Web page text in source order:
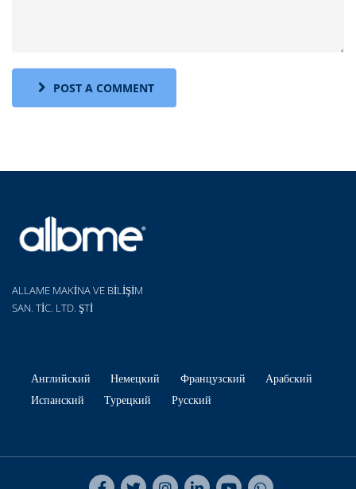
POST A COMMENT
ALLAME MAKİNA VE BİLİŞİM
SAN. TİC. LTD. ŞTİ
Английский Немецкий Французский
Арабский
Испанский
Турецкий Русский